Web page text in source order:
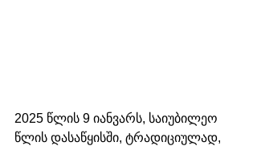
2025 წლის 9 იანვარს, საიუბილეო
წლის დასაწყისში, ტრადიციულად,